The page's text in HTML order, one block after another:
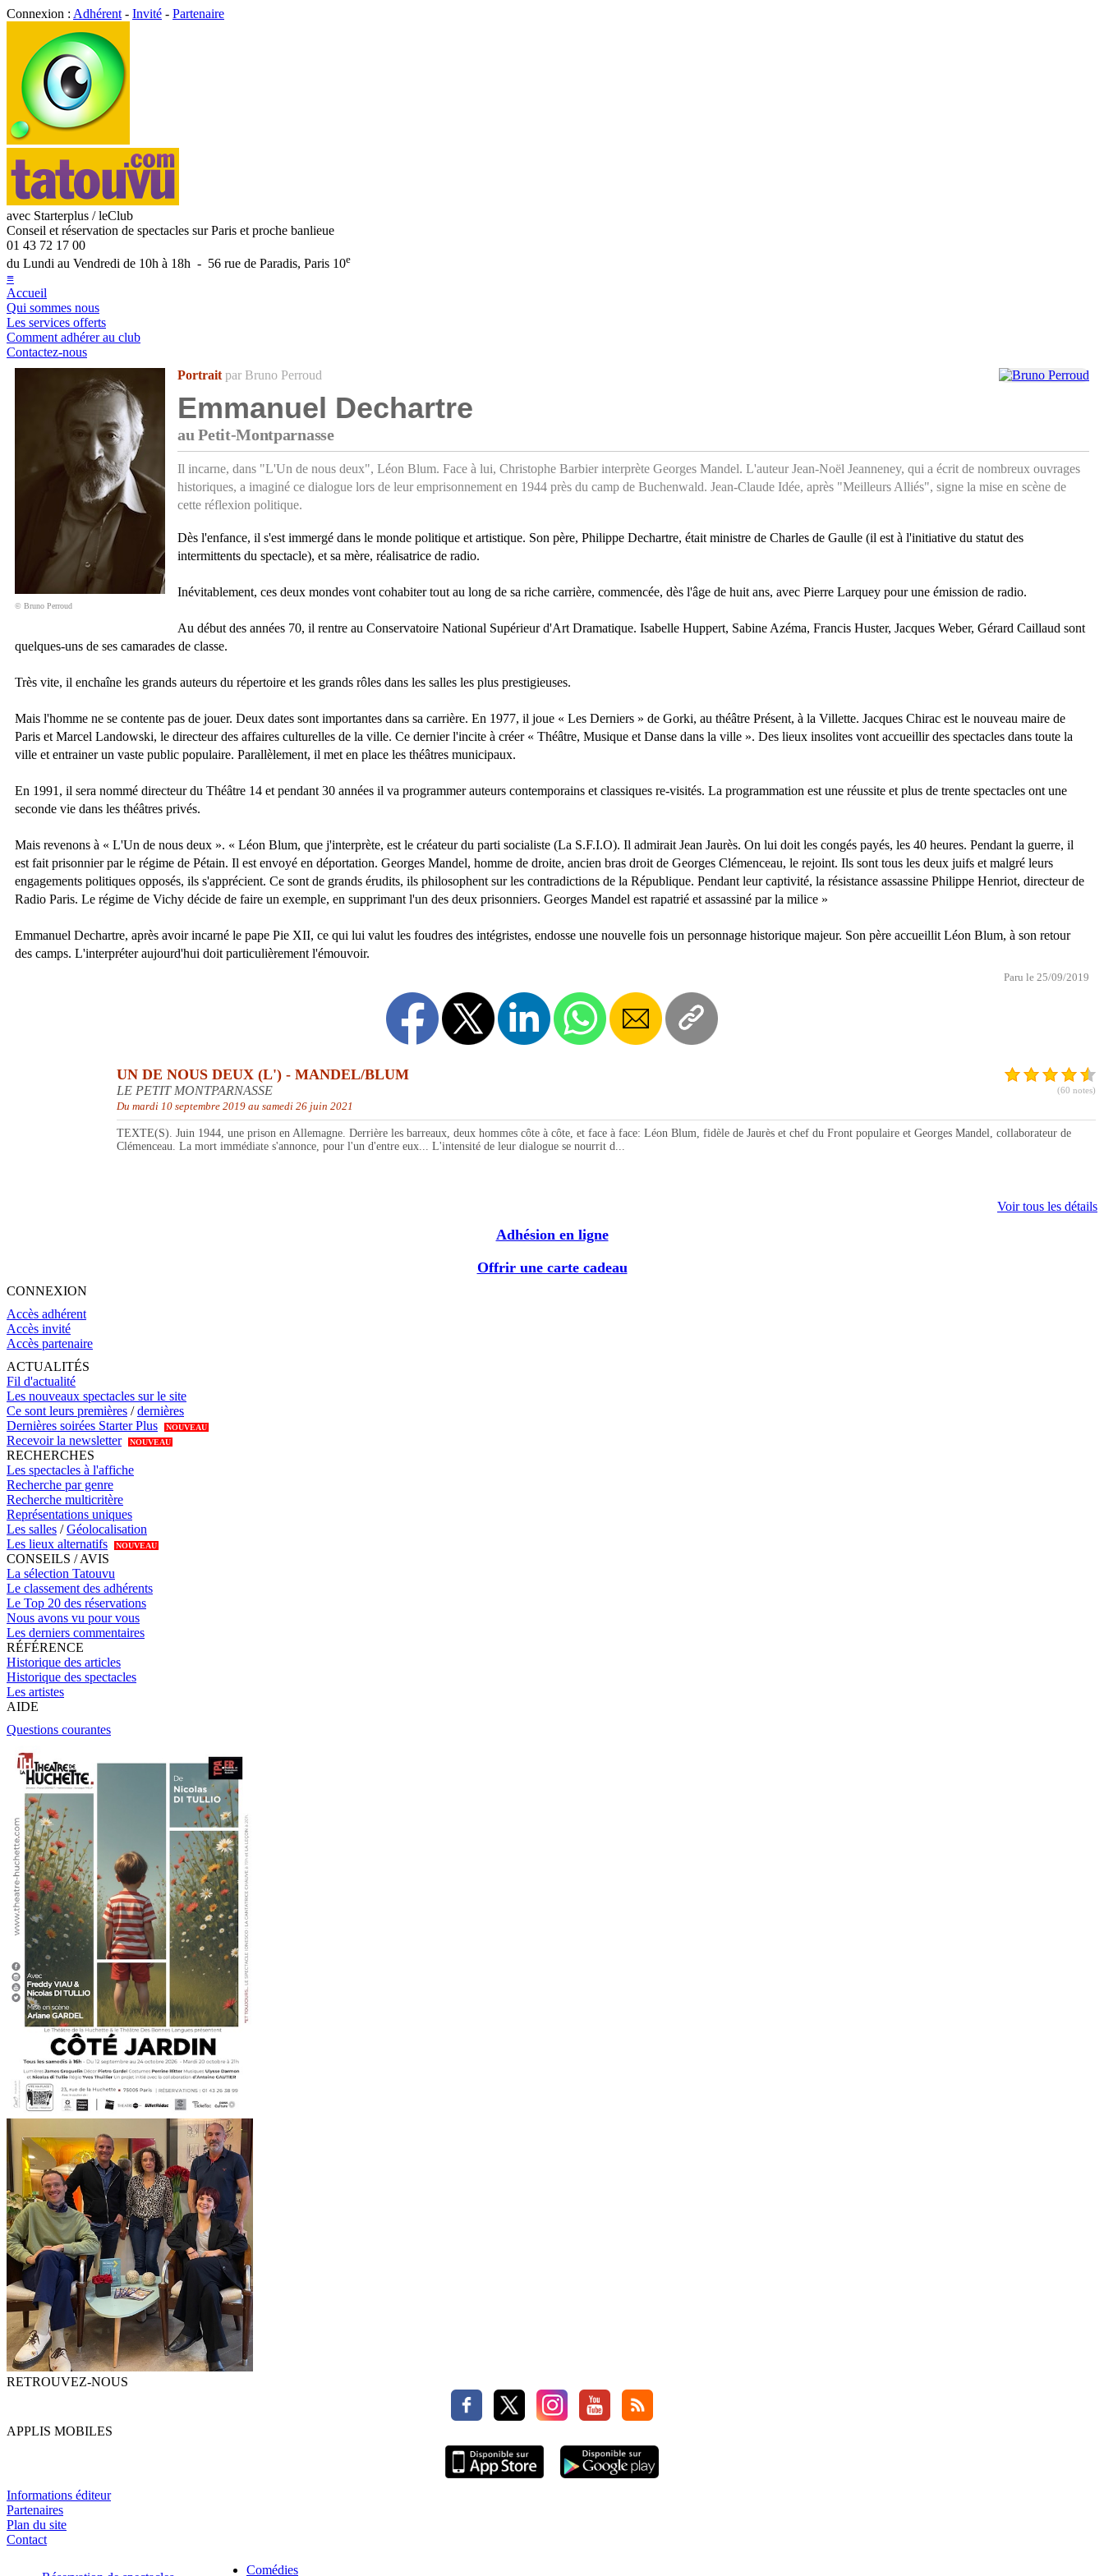
Connexion : Adhérent - Invité - Partenaire
avec Starterplus / leClub
Conseil et réservation de spectacles sur Paris et proche banlieue
01 43 72 17 00
du Lundi au Vendredi de 10h à 18h - 56 rue de Paradis, Paris 10e
≡
Accueil
Qui sommes nous
Les services offerts
Comment adhérer au club
Contactez-nous
© Bruno Perroud
Portrait par Bruno Perroud
Emmanuel Dechartre
au Petit-Montparnasse
Il incarne, dans "L'Un de nous deux", Léon Blum. Face à lui, Christophe Barbier interprète Georges Mandel. L'auteur Jean-Noël Jeanneney, qui a écrit de nombreux ouvrages
historiques, a imaginé ce dialogue lors de leur emprisonnement en 1944 près du camp de Buchenwald. Jean-Claude Idée, après "Meilleurs Alliés", signe la mise en scène de
cette réflexion politique.
Dès l'enfance, il s'est immergé dans le monde politique et artistique. Son père, Philippe Dechartre, était ministre de Charles de Gaulle (il est à l'initiative du statut des
intermittents du spectacle), et sa mère, réalisatrice de radio.
Inévitablement, ces deux mondes vont cohabiter tout au long de sa riche carrière, commencée, dès l'âge de huit ans, avec Pierre Larquey pour une émission de radio.
Au début des années 70, il rentre au Conservatoire National Supérieur d'Art Dramatique. Isabelle Huppert, Sabine Azéma, Francis Huster, Jacques Weber, Gérard Caillaud sont
quelques-uns de ses camarades de classe.
Très vite, il enchaîne les grands auteurs du répertoire et les grands rôles dans les salles les plus prestigieuses.
Mais l'homme ne se contente pas de jouer. Deux dates sont importantes dans sa carrière. En 1977, il joue « Les Derniers » de Gorki, au théâtre Présent, à la Villette. Jacques Chirac est le nouveau maire de
Paris et Marcel Landowski, le directeur des affaires culturelles de la ville. Ce dernier l'incite à créer « Théâtre, Musique et Danse dans la ville ». Des lieux insolites vont accueillir des spectacles dans toute la
ville et entrainer un vaste public populaire. Parallèlement, il met en place les théâtres municipaux.
En 1991, il sera nommé directeur du Théâtre 14 et pendant 30 années il va programmer auteurs contemporains et classiques re-visités. La programmation est une réussite et plus de trente spectacles ont une
seconde vie dans les théâtres privés.
Mais revenons à « L'Un de nous deux ». « Léon Blum, que j'interprète, est le créateur du parti socialiste (La S.F.I.O). Il admirait Jean Jaurès. On lui doit les congés payés, les 40 heures. Pendant la guerre, il
est fait prisonnier par le régime de Pétain. Il est envoyé en déportation. Georges Mandel, homme de droite, ancien bras droit de Georges Clémenceau, le rejoint. Ils sont tous les deux juifs et malgré leurs
engagements politiques opposés, ils s'apprécient. Ce sont de grands érudits, ils philosophent sur les contradictions de la République. Pendant leur captivité, la résistance assassine Philippe Henriot, directeur de
Radio Paris. Le régime de Vichy décide de faire un exemple, en supprimant l'un des deux prisonniers. Georges Mandel est rapatrié et assassiné par la milice »
Emmanuel Dechartre, après avoir incarné le pape Pie XII, ce qui lui valut les foudres des intégristes, endosse une nouvelle fois un personnage historique majeur. Son père accueillit Léon Blum, à son retour
des camps. L'interpréter aujourd'hui doit particulièrement l'émouvoir.
Paru le 25/09/2019
(60 notes)
UN DE NOUS DEUX (L') - MANDEL/BLUM
LE PETIT MONTPARNASSE
Du mardi 10 septembre 2019 au samedi 26 juin 2021
TEXTE(S). Juin 1944, une prison en Allemagne. Derrière les barreaux, deux hommes côte à côte, et face à face: Léon Blum, fidèle de Jaurès et chef du Front populaire et Georges Mandel, collaborateur de
Clémenceau. La mort immédiate s'annonce, pour l'un d'entre eux... L'intensité de leur dialogue se nourrit d...
Voir tous les détails
Adhésion en ligne
Offrir une carte cadeau
CONNEXION
Accès adhérent
Accès invité
Accès partenaire
ACTUALITÉS
Fil d'actualité
Les nouveaux spectacles sur le site
Ce sont leurs premières /dernières
Dernières soirées Starter Plus
NOUVEAU
Recevoir la newsletter NOUVEAU
RECHERCHES
Les spectacles à l'affiche
Recherche par genre
Recherche multicritère
Représentations uniques
Les salles /Géolocalisation
Les lieux alternatifs
NOUVEAU
CONSEILS / AVIS
La sélection Tatouvu
Le classement des adhérents
Le Top 20 des réservations
Nous avons vu pour vous
Les derniers commentaires
RÉFÉRENCE
Historique des articles
Historique des spectacles
Les artistes
AIDE
Questions courantes
RETROUVEZ-NOUS
APPLIS MOBILES
Informations éditeur
Partenaires
Plan du site
Contact
Comédies